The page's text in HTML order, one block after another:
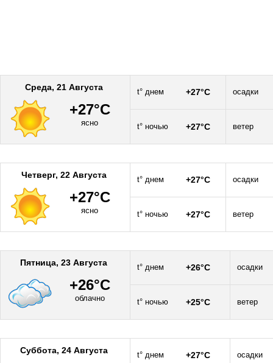
Среда, 21 Августа
+27°C
ясно
t° днем +27°C осадки
t° ночью +27°C ветер
Четверг, 22 Августа
+27°C
ясно
t° днем +27°C осадки
t° ночью +27°C ветер
Пятница, 23 Августа
+26°C
облачно
t° днем +26°C осадки
t° ночью +25°C ветер
Суббота, 24 Августа t° днем +27°C осадки